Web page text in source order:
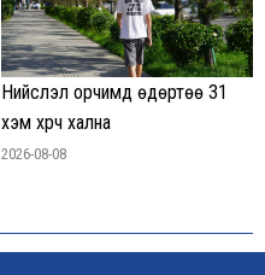
Нийслэл орчимд өдөртөө 31
хэм хүрч хална
2026-08-08